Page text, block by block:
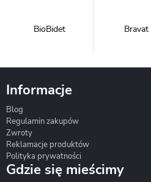
BioBidet Bravat
Informacje
Blog
Regulamin zakupów
Zwroty
Reklamacje produktów
Polityka prywatności
Gdzie się mieścimy